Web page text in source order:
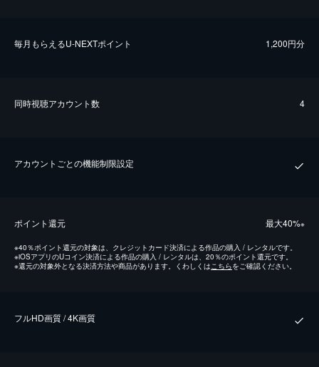
毎⽉もらえるU-NEXTポイント 1,200円分
同時視聴アカウント数 4
アカウントごとの機能制限設定
ポイント還元 最⼤40%※
※40％ポイント還元の対象は、クレジットカード決済による作品の購入 / レンタルです。
※iOSアプリのUコイン決済による作品の購入 / レンタルは、20％のポイント還元です。
※還元の対象外となる決済方法や商品があります。くわしくはこちらをご確認ください。
フルHD画質 / 4K画質